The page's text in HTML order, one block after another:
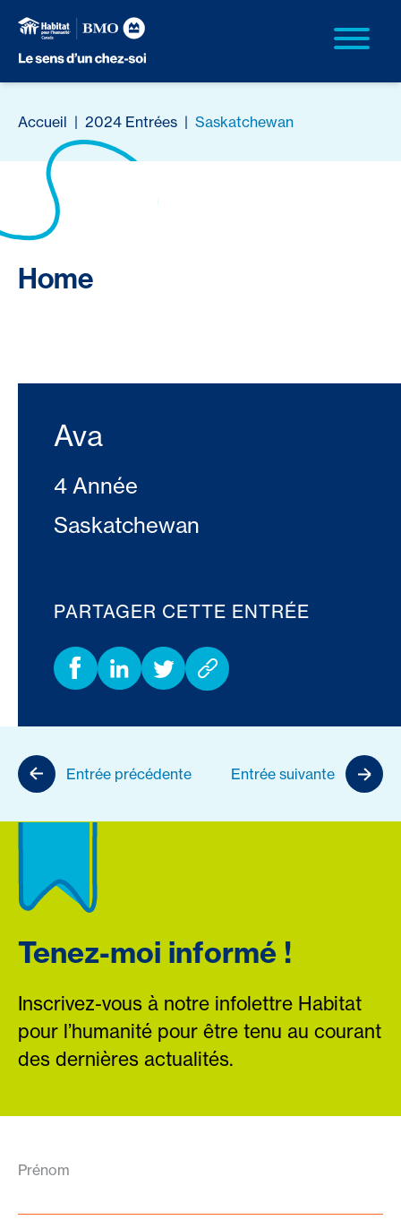
Accueil | 2024 Entrées | Saskatchewan
Home
Ava
4 Année
Saskatchewan
PARTAGER CETTE ENTRÉE
Entrée précédente Entrée suivante
Tenez-moi informé !
Inscrivez-vous à notre infolettre Habitat
pour l’humanité pour être tenu au courant
des dernières actualités.
Prénom